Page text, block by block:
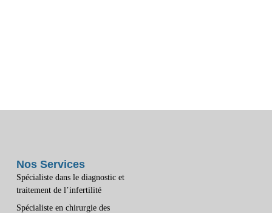
Nos Services
Spécialiste dans le diagnostic et
traitement de l’infertilité
Spécialiste en chirurgie des